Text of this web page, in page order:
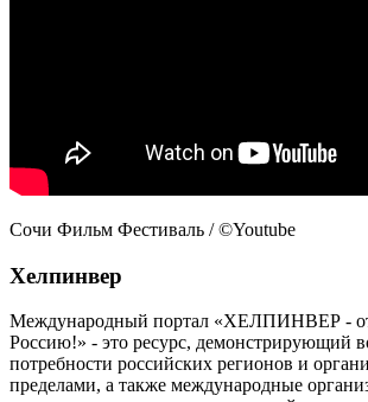
Сочи Фильм Фестиваль / ©Youtube
Хелпинвер
Международный портал «ХЕЛПИНВЕР -
Россию!» - это ресурс, демонстрирующий
потребности российских регионов и
пределами, а также международные